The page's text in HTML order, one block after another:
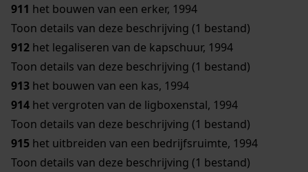
911 het bouwen van een erker, 1994
Toon details van deze beschrijving (1 bestand)
912 het legaliseren van de kapschuur, 1994
Toon details van deze beschrijving (1 bestand)
913 het bouwen van een kas, 1994
914 het vergroten van de ligboxenstal, 1994
Toon details van deze beschrijving (1 bestand)
915 het uitbreiden van een bedrijfsruimte, 1994
Toon details van deze beschrijving (1 bestand)